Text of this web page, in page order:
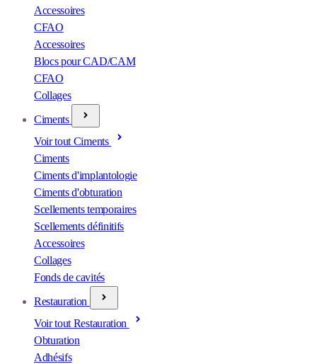
Accessoires
CFAO
Accessoires
Blocs pour CAD/CAM
CFAO
Collages
Ciments
Voir tout Ciments
Ciments
Ciments d'implantologie
Ciments d'obturation
Scellements temporaires
Scellements définitifs
Accessoires
Collages
Fonds de cavités
Restauration
Voir tout Restauration
Obturation
Adhésifs